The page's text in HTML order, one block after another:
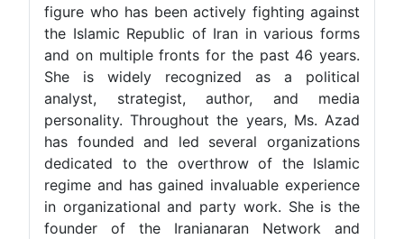
figure who has been actively fighting against
the Islamic Republic of Iran in various forms
and on multiple fronts for the past 46 years.
She is widely recognized as a political
analyst, strategist, author, and media
personality. Throughout the years, Ms. Azad
has founded and led several organizations
dedicated to the overthrow of the Islamic
regime and has gained invaluable experience
in organizational and party work. She is the
founder of the Iranianaran Network and